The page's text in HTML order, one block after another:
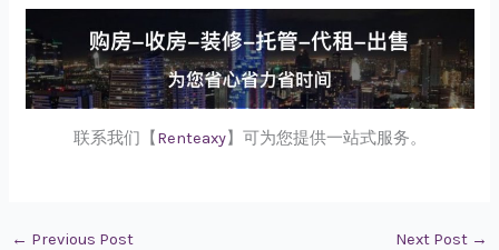
联系我们【 Renteaxy】可为您提供一站式服务。
← Previous Post Next Post →